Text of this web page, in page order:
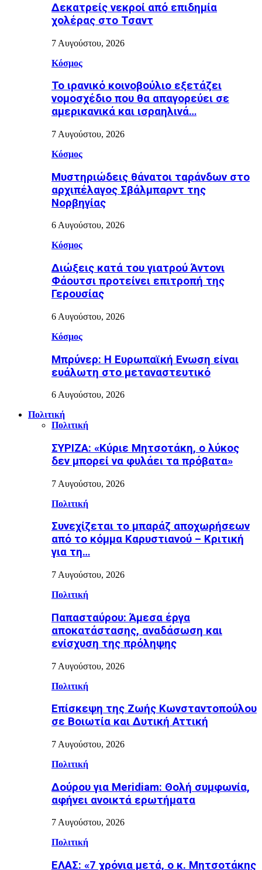
Δεκατρείς νεκροί από επιδημία
χολέρας στο Τσαντ
7 Αυγούστου, 2026
Κόσμος
Το ιρανικό κοινοβούλιο εξετάζει
νομοσχέδιο που θα απαγορεύει σε
αμερικανικά και ισραηλινά…
7 Αυγούστου, 2026
Κόσμος
Μυστηριώδεις θάνατοι ταράνδων στο
αρχιπέλαγος Σβάλμπαρντ της
Νορβηγίας
6 Αυγούστου, 2026
Κόσμος
Διώξεις κατά του γιατρού Άντονι
Φάουτσι προτείνει επιτροπή της
Γερουσίας
6 Αυγούστου, 2026
Κόσμος
Μπρύνερ: Η Ευρωπαϊκή Ενωση είναι
ευάλωτη στο μεταναστευτικό
6 Αυγούστου, 2026
Πολιτική
Πολιτική
ΣΥΡΙΖΑ: «Κύριε Μητσοτάκη, ο λύκος
δεν μπορεί να φυλάει τα πρόβατα»
7 Αυγούστου, 2026
Πολιτική
Συνεχίζεται το μπαράζ αποχωρήσεων
από το κόμμα Καρυστιανού – Κριτική
για τη…
7 Αυγούστου, 2026
Πολιτική
Παπασταύρου: Άμεσα έργα
αποκατάστασης, αναδάσωση και
ενίσχυση της πρόληψης
7 Αυγούστου, 2026
Πολιτική
Επίσκεψη της Ζωής Κωνσταντοπούλου
σε Βοιωτία και Δυτική Αττική
7 Αυγούστου, 2026
Πολιτική
Δούρου για Meridiam: Θολή συμφωνία,
αφήνει ανοικτά ερωτήματα
7 Αυγούστου, 2026
Πολιτική
ΕΛΑΣ: «7 χρόνια μετά, ο κ. Μητσοτάκης